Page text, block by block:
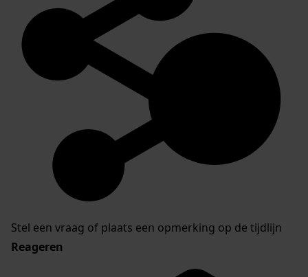
Stel een vraag of plaats een opmerking op de tijdlijn
Reageren